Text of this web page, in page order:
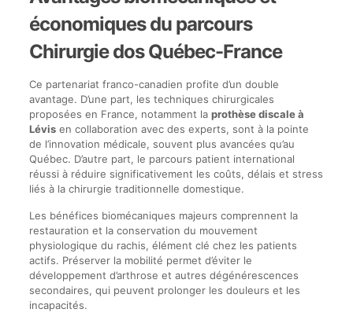
économiques du parcours
Chirurgie dos Québec-France
Ce partenariat franco-canadien profite d’un double
avantage. D’une part, les techniques chirurgicales
proposées en France, notamment la prothèse discale à
Lévisen collaboration avec des experts, sont à la pointe
de l’innovation médicale, souvent plus avancées qu’au
Québec. D’autre part, le parcours patient international
réussi à réduire significativement les coûts, délais et stress
liés à la chirurgie traditionnelle domestique.
Les bénéfices biomécaniques majeurs comprennent la
restauration et la conservation du mouvement
physiologique du rachis, élément clé chez les patients
actifs. Préserver la mobilité permet d’éviter le
développement d’arthrose et autres dégénérescences
secondaires, qui peuvent prolonger les douleurs et les
incapacités.